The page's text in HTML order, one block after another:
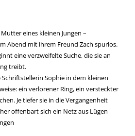
eines kleinen Jungen –
Abend mit ihrem Freund Zach spurlos.
eine verzweifelte Suche, die sie an
treibt.
Schriftstellerin Sophie in dem kleinen
ein verlorener Ring, ein versteckter
Je tiefer sie in die Vergangenheit
offenbart sich ein Netz aus Lügen